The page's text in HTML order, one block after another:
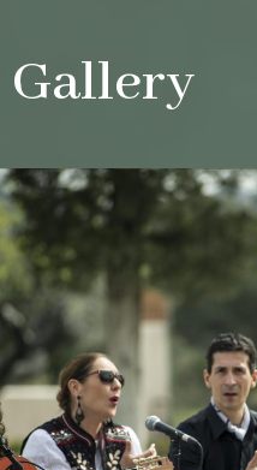
Gallery